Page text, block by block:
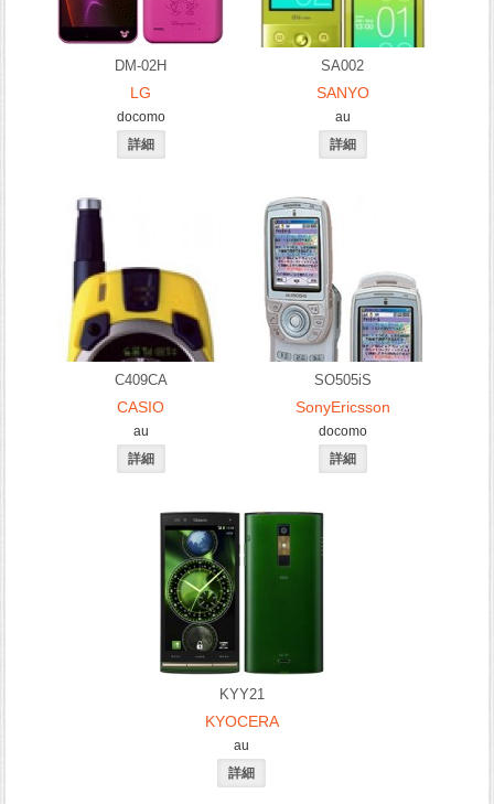
DM-02H
LG
docomo
SA002
SANYO
au
C409CA
CASIO
au
SO505iS
SonyEricsson
docomo
KYY21
KYOCERA
au